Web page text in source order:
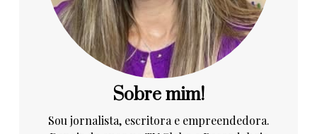
Sobre mim!
Sou jornalista, escritora e empreendedora.